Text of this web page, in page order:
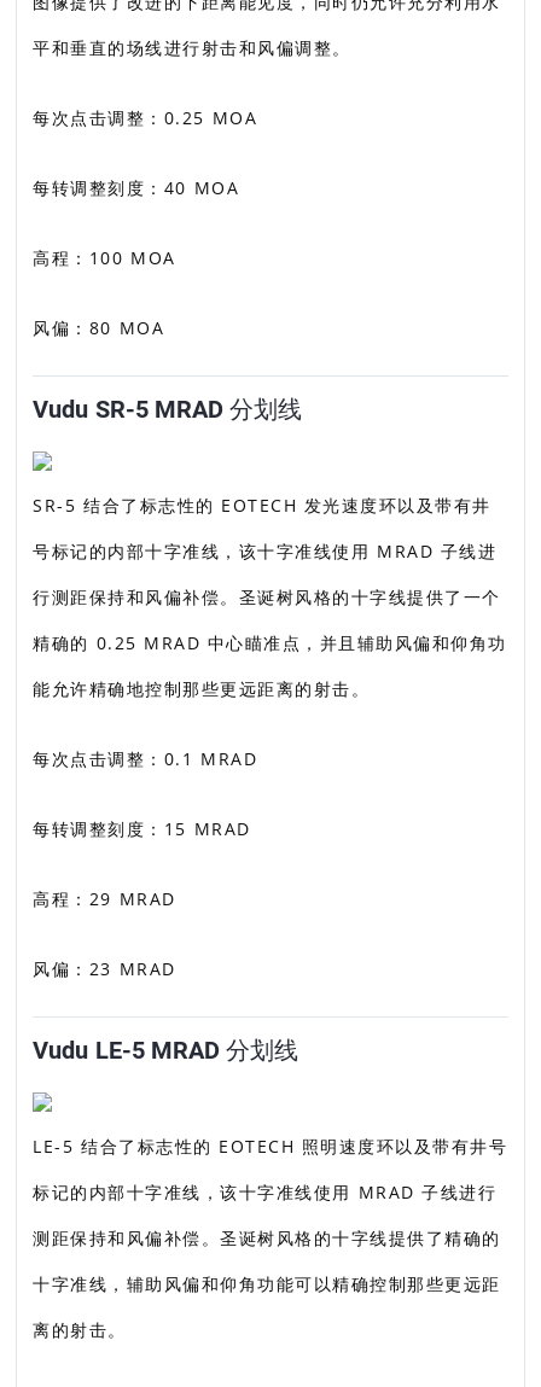
平和垂直的场线进行射击和风偏调整。
每次点击调整：0.25 MOA
每转调整刻度：40 MOA
高程：100 MOA
风偏：80 MOA
Vudu SR-5 MRAD 分划线
SR-5 结合了标志性的 EOTECH 发光速度环以及带有井
号标记的内部十字准线，该十字准线使用 MRAD 子线进
行测距保持和风偏补偿。圣诞树风格的十字线提供了一个
精确的 0.25 MRAD 中心瞄准点，并且辅助风偏和仰角功
能允许精确地控制那些更远距离的射击。
每次点击调整：0.1 MRAD
每转调整刻度：15 MRAD
高程：29 MRAD
风偏：23 MRAD
Vudu LE-5 MRAD 分划线
LE-5 结合了标志性的 EOTECH 照明速度环以及带有井号
标记的内部十字准线，该十字准线使用 MRAD 子线进行
测距保持和风偏补偿。圣诞树风格的十字线提供了精确的
十字准线，辅助风偏和仰角功能可以精确控制那些更远距
离的射击。